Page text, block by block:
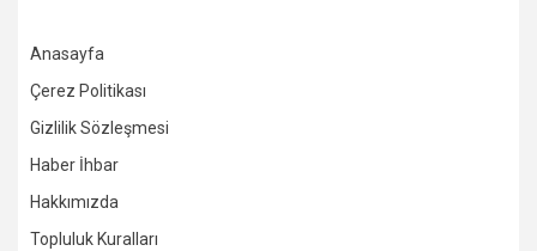
Anasayfa
Çerez Politikası
Gizlilik Sözleşmesi
Haber İhbar
Hakkımızda
Topluluk Kuralları